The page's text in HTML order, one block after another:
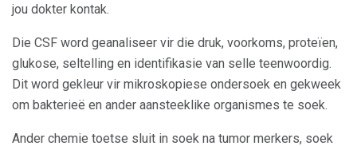
jou dokter kontak.
Die CSF word geanaliseer vir die druk, voorkoms, proteïen,
glukose, seltelling en identifikasie van selle teenwoordig.
Dit word gekleur vir mikroskopiese ondersoek en gekweek
om bakterieë en ander aansteeklike organismes te soek.
Ander chemie toetse sluit in soek na tumor merkers, soek